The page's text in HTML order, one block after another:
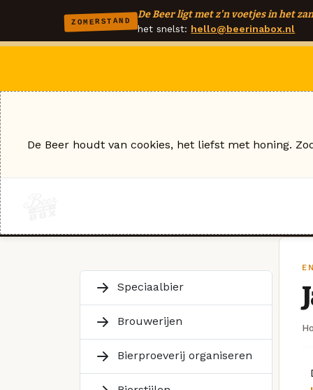
ZOMERSTAND
De Beer ligt met z'n voetjes in het
het snelst: hello@beerinabox.nl
Speciaalbier
Brouwerijen
Bierproeverij organiseren
De Beer houdt van cookies, het liefst met honing.